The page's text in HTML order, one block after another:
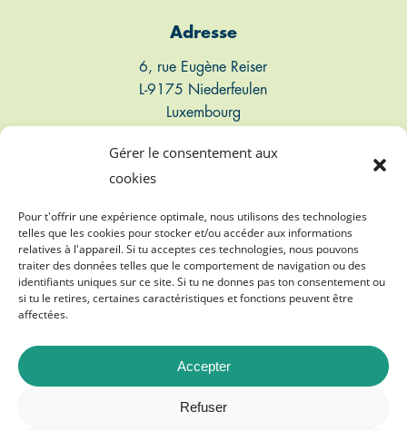
Gérer le consentement aux
cookies
Pour t'offrir une expérience optimale, nous utilisons des technologies
telles que les cookies pour stocker et/ou accéder aux informations
relatives à l'appareil. Si tu acceptes ces technologies, nous pouvons
traiter des données telles que le comportement de navigation ou des
identifiants uniques sur ce site. Si tu ne donnes pas ton consentement ou
si tu le retires, certaines caractéristiques et fonctions peuvent être
affectées.
Accepter
Refuser
Adresse
6, rue Eugène Reiser
L-9175 Niederfeulen
Luxembourg
T: +352 661 497 947
E: info@biogasvereenegung.lu
Biogasvereenegung A.s.b.l.